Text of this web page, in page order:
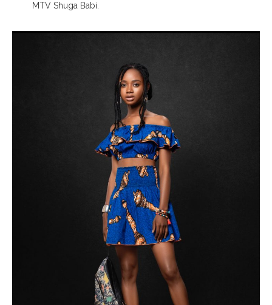
MTV Shuga Babi.